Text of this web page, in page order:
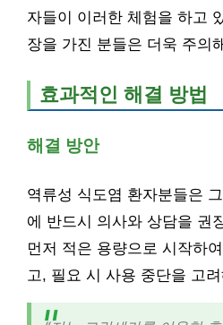
자들이 이러한 체험을 하고
장을 가진 분들은 더욱 주의
효과적인 해결 방법
해결 방안
역류성 식도염 환자분들은
에 반드시 의사와 상담을 권
먼저 적은 용량으로 시작하
고, 필요 시 사용 중단을 고